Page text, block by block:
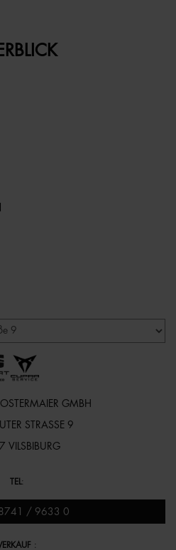
GMBH
STRASSE 9
VILSBIBURG
TEL :
/ 9633 0
: